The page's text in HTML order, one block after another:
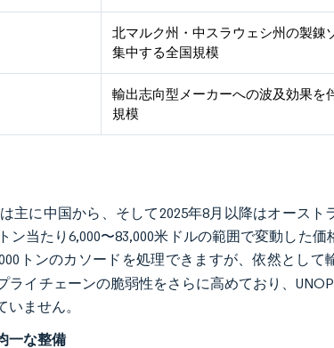
北マルク州・中スラウェシ州の製錬
集中する全国規模
輸出志向型メーカーへの波及効果を
規模
主に中国から、そして2025年8月以降はオースト
当たり6,000〜83,000米ドルの範囲で変動した価
トンのカソードを処理できますが、依然として
イチェーンの脆弱性をさらに高めており、
ません。
一な整備